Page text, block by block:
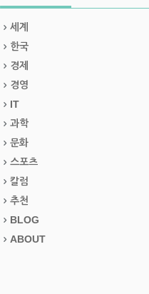
세계
한국
경제
경영
IT
과학
문화
스포츠
칼럼
추천
BLOG
ABOUT